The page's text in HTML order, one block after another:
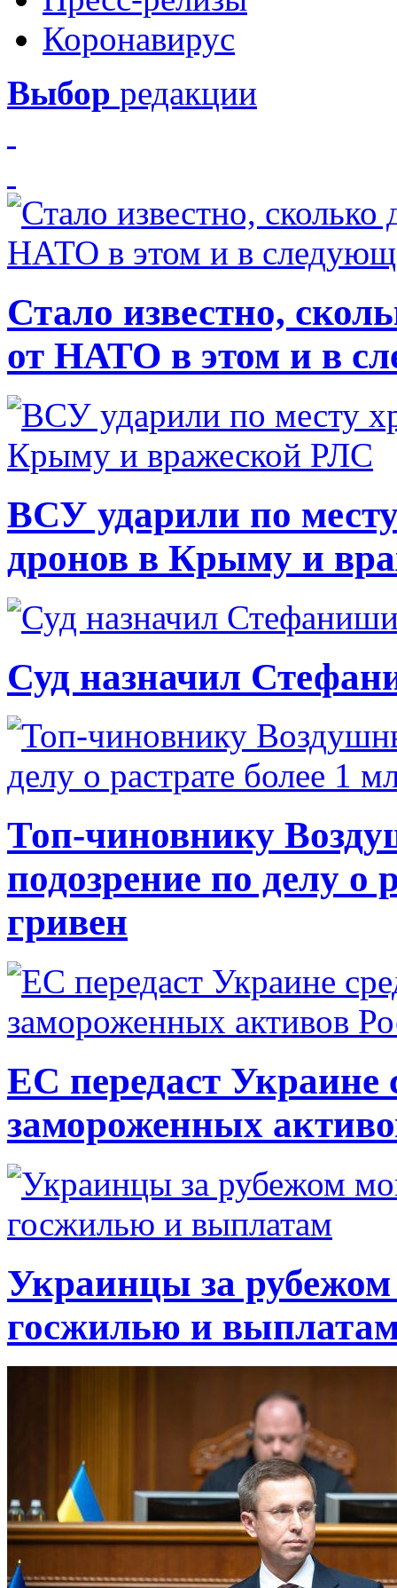
Коронавирус
Выбор редакции
Стало известно,
от НАТО в этом и в
ВСУ ударили по
дронов в Крыму и
Суд назначил
Топ-чиновнику
подозрение по делу о
гривен
ЕС передаст Украине
замороженных
Украинцы за рубежом
госжилью и